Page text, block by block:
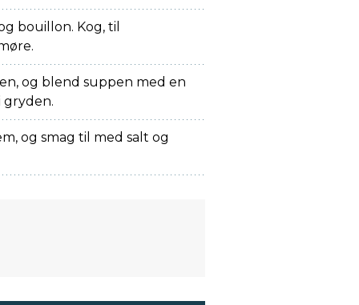
bouillon. Kog, til
og blend suppen med en
gryden.
og smag til med salt og